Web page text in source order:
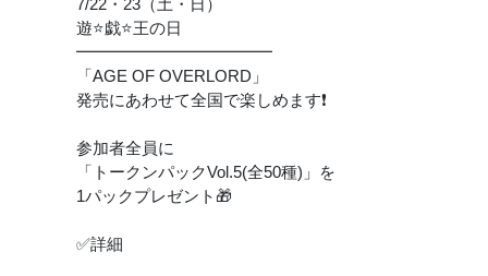
7/22・23（土・日）
遊⭐️戯⭐️王の日
━━━━━━━━━━━━
「AGE OF OVERLORD」
発売にあわせて全国で楽しめます❗️
参加者全員に
「トークンパックVol.5(全50種)」を
1パックプレゼント🎁
✅詳細